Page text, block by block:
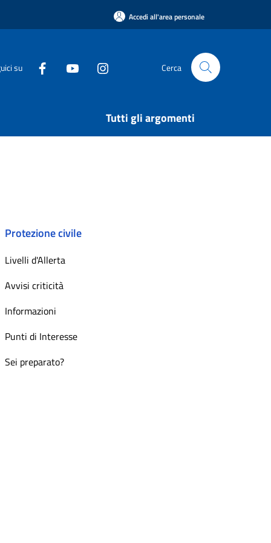
Accedi all'area personale
su Cerca
Tutti gli argomenti
Protezione civile
Livelli d'Allerta
Avvisi criticità
Informazioni
Punti di Interesse
Sei preparato?